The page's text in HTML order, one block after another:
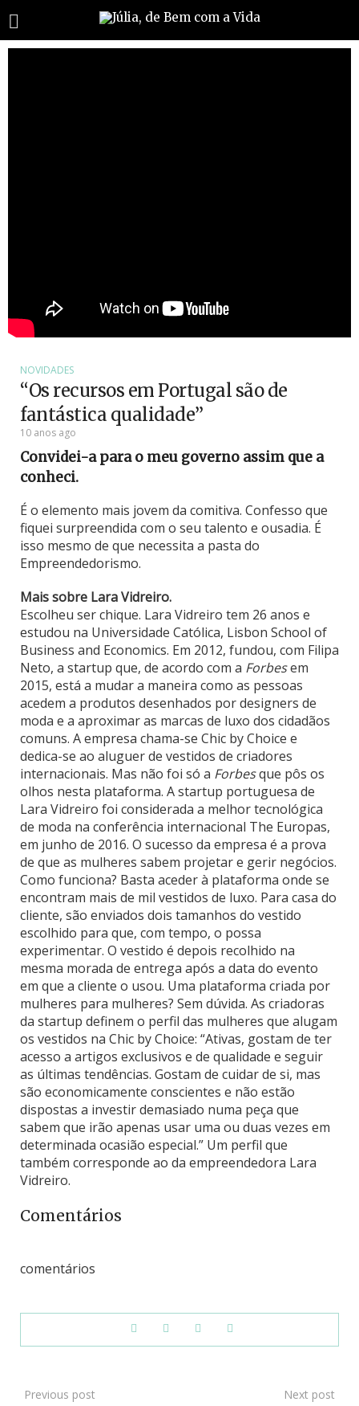
NOVIDADES
“Os recursos em Portugal são de
fantástica qualidade”
10 anos ago
Convidei-a para o meu governo assim que a
conheci.
É o elemento mais jovem da comitiva. Confesso que
fiquei surpreendida com o seu talento e ousadia. É
isso mesmo de que necessita a pasta do
Empreendedorismo.
Mais sobre Lara Vidreiro.
Escolheu ser chique. Lara Vidreiro tem 26 anos e
estudou na Universidade Católica, Lisbon School of
Business and Economics. Em 2012, fundou, com Filipa
Neto, a startup que, de acordo com a Forbesem
2015, está a mudar a maneira como as pessoas
acedem a produtos desenhados por designers de
moda e a aproximar as marcas de luxo dos cidadãos
comuns. A empresa chama-se Chic by Choice e
dedica-se ao aluguer de vestidos de criadores
internacionais. Mas não foi só a Forbesque pôs os
olhos nesta plataforma. A startup portuguesa de
Lara Vidreiro foi considerada a melhor tecnológica
de moda na conferência internacional The Europas,
em junho de 2016. O sucesso da empresa é a prova
de que as mulheres sabem projetar e gerir negócios.
Como funciona? Basta aceder à plataforma onde se
encontram mais de mil vestidos de luxo. Para casa do
cliente, são enviados dois tamanhos do vestido
escolhido para que, com tempo, o possa
experimentar. O vestido é depois recolhido na
mesma morada de entrega após a data do evento
em que a cliente o usou. Uma plataforma criada por
mulheres para mulheres? Sem dúvida. As criadoras
da startup definem o perfil das mulheres que alugam
os vestidos na Chic by Choice: “Ativas, gostam de ter
acesso a artigos exclusivos e de qualidade e seguir
as últimas tendências. Gostam de cuidar de si, mas
são economicamente conscientes e não estão
dispostas a investir demasiado numa peça que
sabem que irão apenas usar uma ou duas vezes em
determinada ocasião especial.” Um perfil que
também corresponde ao da empreendedora Lara
Vidreiro.
Comentários
comentários
Previous post Next post